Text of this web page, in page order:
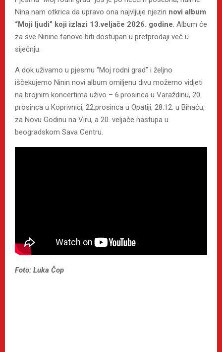
Nina nam otkrica da upravo ona najvljuje njezin novi album
“Moji ljudi” koji izlazi 13.veljače 2026. godine. Album će
za sve Ninine fanove biti dostupan u pretprodaji već u
siječnju.
A dok uživamo u pjesmu “Moj rodni grad” i željno
iščekujemo Ninin novi album omiljenu divu možemo vidjeti
na brojnim koncertima uživo – 6.prosinca u Varaždinu, 20.
prosinca u Koprivnici, 22.prosinca u Opatiji, 28.12. u Bihaću,
za Novu Godinu na Viru, a 20. veljače nastupa u
beogradskom Sava Centru.
Foto: Luka Čop